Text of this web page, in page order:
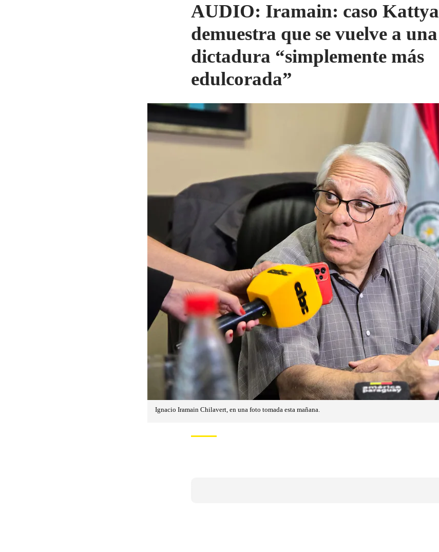
AUDIO: Iramain: caso Kattya
demuestra que se vuelve a una
dictadura “simplemente más
edulcorada”
Ignacio Iramain Chilavert, en una foto tomada esta mañana.